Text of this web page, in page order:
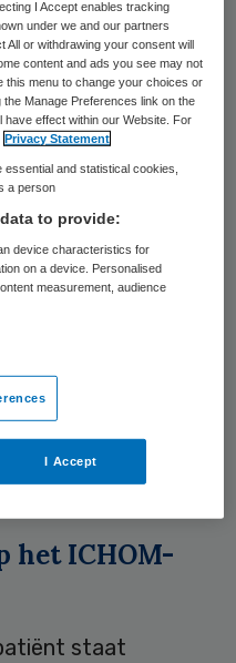
De verzekeraar
“meer dagen
en budgetten zo
ik wilde goedkoper
zorg en dát is
aan had. Een
en
een oplossing
de uren over
ze zelf de
ervaring
dag om
het ICHOM-
staat
I Accept enables tracking
under we and our partners
All or withdrawing your consent will
content and ads you see may not
this menu to change your choices or
Manage Preferences link on the
have effect within our Website. For
Privacy Statement
and statistical cookies,
a person
to provide:
device characteristics for
on a device. Personalised
measurement, audience
I Accept